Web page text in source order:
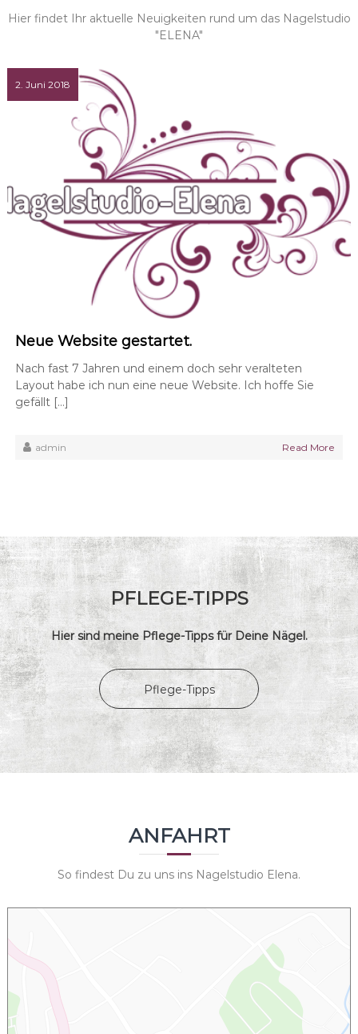
Hier findet Ihr aktuelle Neuigkeiten rund um das Nagelstudio
"ELENA"
2. Juni 2018
Neue Website gestartet.
Nach fast 7 Jahren und einem doch sehr veralteten
Layout habe ich nun eine neue Website. Ich hoffe Sie
gefällt […]
admin Read More
PFLEGE-TIPPS
Hier sind meine Pflege-Tipps für Deine Nägel.
Pflege-Tipps
ANFAHRT
So findest Du zu uns ins Nagelstudio Elena.